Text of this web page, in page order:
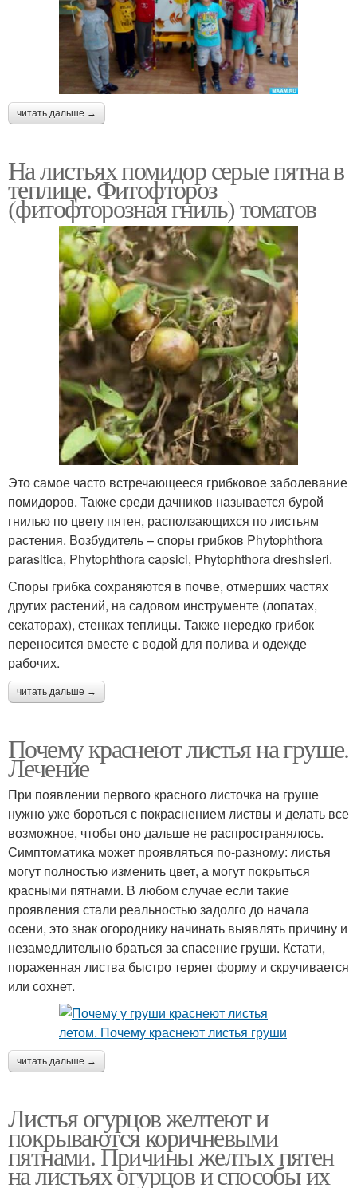
читать дальше →
На листьях помидор серые пятна в
теплице. Фитофтороз
(фитофторозная гниль) томатов
Это самое часто встречающееся грибковое заболевание
помидоров. Также среди дачников называется бурой
гнилью по цвету пятен, расползающихся по листьям
растения. Возбудитель – споры грибков Phytophthora
parasitica, Phytophthora capsici, Phytophthora dreshsleri.
Споры грибка сохраняются в почве, отмерших частях
других растений, на садовом инструменте (лопатах,
секаторах), стенках теплицы. Также нередко грибок
переносится вместе с водой для полива и одежде
рабочих.
читать дальше →
Почему краснеют листья на груше.
Лечение
При появлении первого красного листочка на груше
нужно уже бороться с покраснением листвы и делать все
возможное, чтобы оно дальше не распространялось.
Симптоматика может проявляться по-разному: листья
могут полностью изменить цвет, а могут покрыться
красными пятнами. В любом случае если такие
проявления стали реальностью задолго до начала
осени, это знак огороднику начинать выявлять причину и
незамедлительно браться за спасение груши. Кстати,
пораженная листва быстро теряет форму и скручивается
или сохнет.
читать дальше →
Листья огурцов желтеют и
покрываются коричневыми
пятнами. Причины желтых пятен
на листьях огурцов и способы их